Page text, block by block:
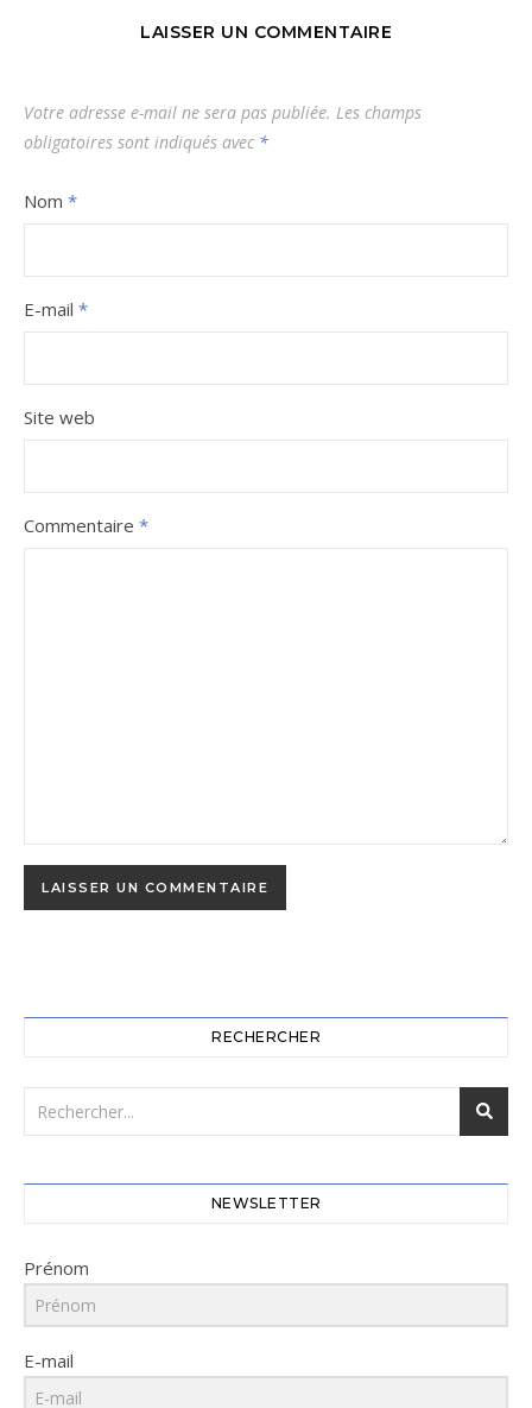
LAISSER UN COMMENTAIRE
Votre adresse e-mail ne sera pas publiée. Les champs
obligatoires sont indiqués avec *
Nom *
E-mail *
Site web
Commentaire *
RECHERCHER
NEWSLETTER
Prénom
E-mail